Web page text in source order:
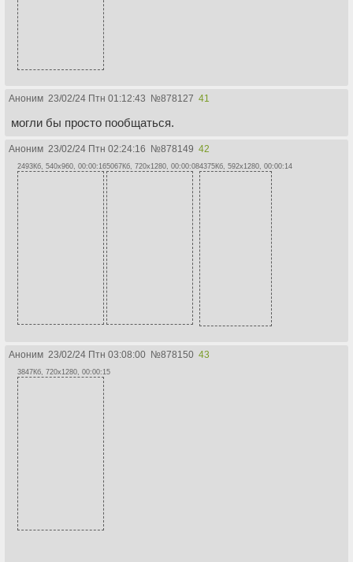
Аноним 23/02/24 Птн 01:12:43 №878127 41
могли бы просто пообщаться.
Аноним 23/02/24 Птн 02:24:16 №878149 42
2493Кб, 540x960, 00:00:165067Кб, 720x1280, 00:00:084375Кб, 592x1280, 00:00:14
Аноним 23/02/24 Птн 03:08:00 №878150 43
3847Кб, 720x1280, 00:00:15